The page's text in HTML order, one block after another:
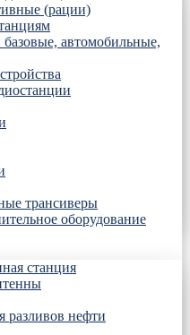
(рации)
автомобильные,
трансиверы
оборудование
станция
разливов нефти